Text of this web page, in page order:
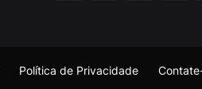
Política de Privacidade